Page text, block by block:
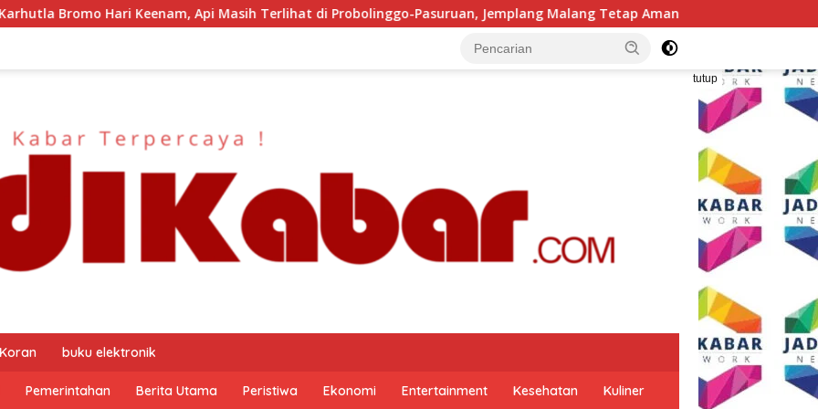
Masih Terlihat di Probolinggo-Pasuruan, Jemplang Malang Tetap Aman realme 16 Series Resmi Hadir, Bawa
tutup
buku elektronik
Pemerintahan Berita Utama Peristiwa Ekonomi Entertainment Kesehatan Kuliner